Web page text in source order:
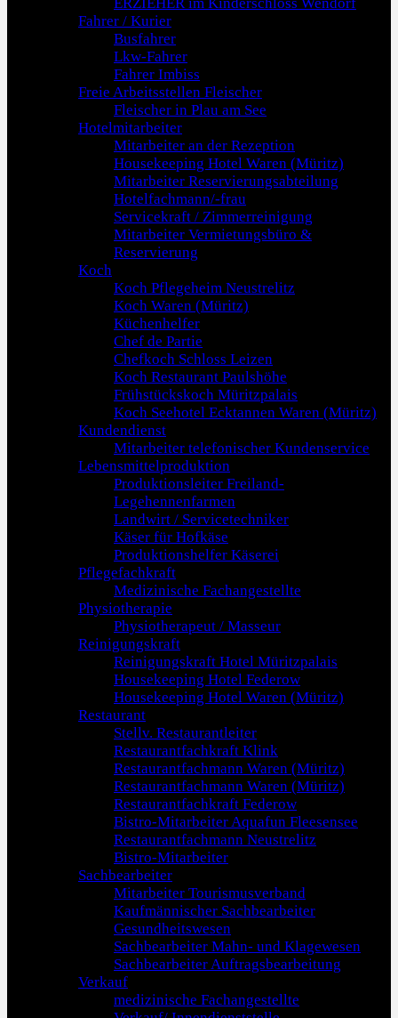
Fahrer / Kurier
Busfahrer
Lkw-Fahrer
Fahrer Imbiss
Freie Arbeitsstellen Fleischer
Fleischer in Plau am See
Hotelmitarbeiter
Mitarbeiter an der Rezeption
Housekeeping Hotel Waren (Müritz)
Mitarbeiter Reservierungsabteilung
Hotelfachmann/-frau
Servicekraft / Zimmerreinigung
Mitarbeiter Vermietungsbüro &
Reservierung
Koch
Koch Pflegeheim Neustrelitz
Koch Waren (Müritz)
Küchenhelfer
Chef de Partie
Chefkoch Schloss Leizen
Koch Restaurant Paulshöhe
Frühstückskoch Müritzpalais
Koch Seehotel Ecktannen Waren (Müritz)
Kundendienst
Mitarbeiter telefonischer Kundenservice
Lebensmittelproduktion
Produktionsleiter Freiland-
Legehennenfarmen
Landwirt / Servicetechniker
Käser für Hofkäse
Produktionshelfer Käserei
Pflegefachkraft
Medizinische Fachangestellte
Physiotherapie
Physiotherapeut / Masseur
Reinigungskraft
Reinigungskraft Hotel Müritzpalais
Housekeeping Hotel Federow
Housekeeping Hotel Waren (Müritz)
Restaurant
Stellv. Restaurantleiter
Restaurantfachkraft Klink
Restaurantfachmann Waren (Müritz)
Restaurantfachmann Waren (Müritz)
Restaurantfachkraft Federow
Bistro-Mitarbeiter Aquafun Fleesensee
Restaurantfachmann Neustrelitz
Bistro-Mitarbeiter
Sachbearbeiter
Mitarbeiter Tourismusverband
Kaufmännischer Sachbearbeiter
Gesundheitswesen
Sachbearbeiter Mahn- und Klagewesen
Sachbearbeiter Auftragsbearbeitung
Verkauf
medizinische Fachangestellte